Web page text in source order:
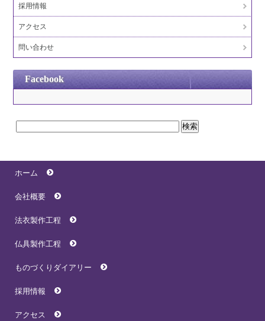
採用情報
アクセス
問い合わせ
Facebook
ホーム
会社概要
法衣製作工程
仏具製作工程
ものづくりダイアリー
採用情報
アクセス